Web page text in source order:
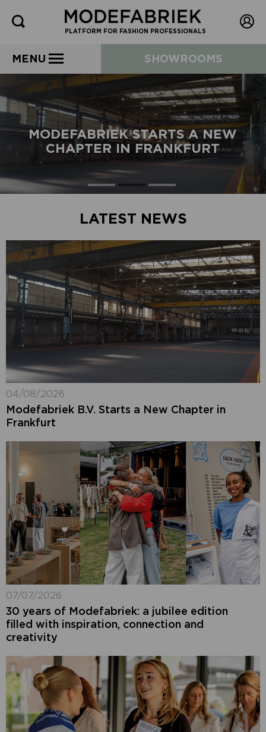
PLATFORM FOR FASHION PROFESSIONALS
MENU SHOWROOMS
MODEFABRIEK STARTS A NEW
CHAPTER IN FRANKFURT
LATEST NEWS
04/08/2026
Modefabriek B.V. Starts a New Chapter in
Frankfurt
07/07/2026
30 years of Modefabriek: a jubilee edition
filled with inspiration, connection and
creativity